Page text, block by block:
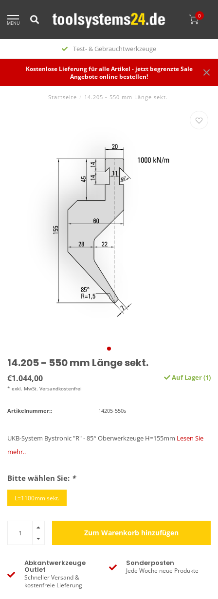
MENU
0
Test- & Gebrauchtwerkzeuge
Kostenlose Lieferung für alle Artikel - jetzt begrenzte Sale
Angebote online bestellen!
Startseite / 14.205 - 550 mm Länge sekt.
14.205 - 550 mm Länge sekt.
€1.044,00
* exkl. MwSt. Versandkostenfrei
Auf Lager (1)
Artikelnummer:: 14205-550s
UKB-System Bystronic "R" - 85° Oberwerkzeuge H=155mm Lesen Sie
mehr..
Bitte wählen Sie: *
L=1100mm sekt.
Zum Warenkorb hinzufügen
Abkantwerkzeuge
Outlet
Schneller Versand &
kostenfreie Lieferung
Sonderposten
Jede Woche neue Produkte